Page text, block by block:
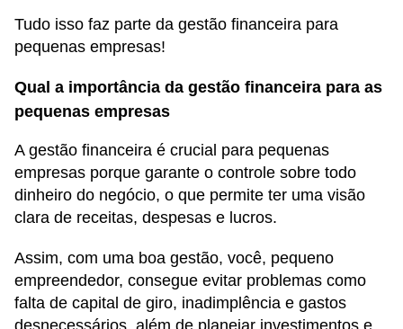
Tudo isso faz parte da gestão financeira para
pequenas empresas!
Qual a importância da gestão financeira para as
pequenas empresas
A gestão financeira é crucial para pequenas
empresas porque garante o controle sobre todo
dinheiro do negócio, o que permite ter uma visão
clara de receitas, despesas e lucros.
Assim, com uma boa gestão, você, pequeno
empreendedor, consegue evitar problemas como
falta de capital de giro, inadimplência e gastos